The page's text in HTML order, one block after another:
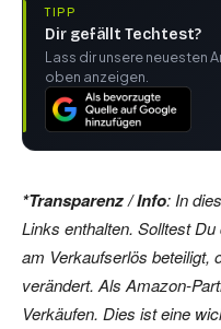
TIPP
Dir gefällt Techtest?
Lass dir unsere neuesten
oben anzeigen.
*Transparenz / Info: In
Links enthalten. Solltest
am Verkaufserlös beteiligt,
verändert. Als Amazon-
Verkäufen. Dies ist eine